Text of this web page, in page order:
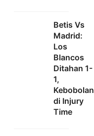
Betis Vs
Madrid:
Los
Blancos
Ditahan 1-
1,
Kebobolan
di Injury
Time